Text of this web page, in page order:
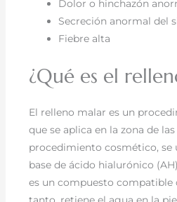
Dolor o hinchazón
Secreción anormal del
Fiebre alta
¿Qué es el
El relleno malar es un
que se aplica en la zona de
procedimiento cosmético, se
base de ácido hialurónico
es un compuesto compatible